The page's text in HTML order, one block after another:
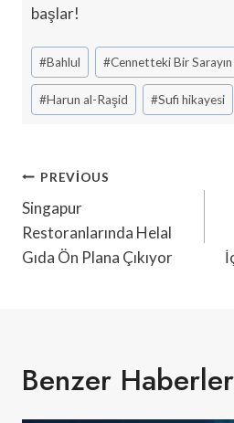
başlar!
Post
Tags:
#Bahlul #Cennetteki Bir Sarayın
#Harun al-Raşid #Sufi hikayesi
Yazı
Gezinmesi
PREVIOUS
Singapur
Restoranlarında Helal
Gıda Ön Plana Çıkıyor
Benzer Haberler